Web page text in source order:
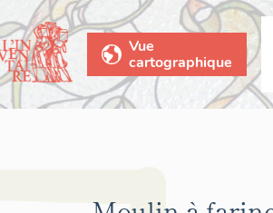
Vue
cartographique